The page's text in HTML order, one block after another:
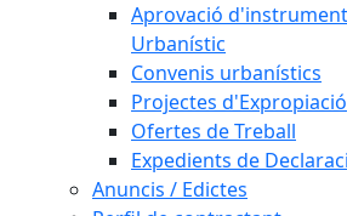
Aprovació
Urbanístic
Convenis urbanístics
Projectes d'Expropiació
Ofertes de Treball
Expedients de
Anuncis / Edictes